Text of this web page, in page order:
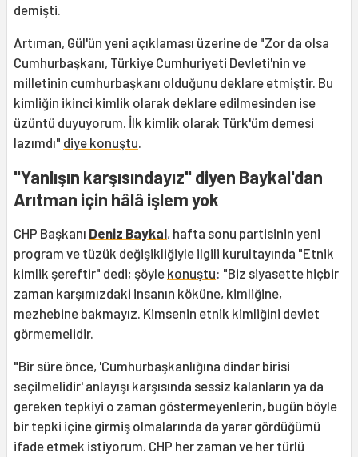
demişti.
Artıman, Gül'ün yeni açıklaması üzerine de "Zor da olsa
Cumhurbaşkanı, Türkiye Cumhuriyeti Devleti'nin ve
milletinin cumhurbaşkanı olduğunu deklare etmiştir. Bu
kimliğin ikinci kimlik olarak deklare edilmesinden ise
üzüntü duyuyorum. İlk kimlik olarak Türk'üm demesi
lazımdı" diye konuştu.
"Yanlışın karşısındayız" diyen Baykal'dan
Arıtman için hâlâ işlem yok
CHP Başkanı Deniz Baykal, hafta sonu partisinin yeni
program ve tüzük değişikliğiyle ilgili kurultayında "Etnik
kimlik şereftir" dedi; şöyle konuştu: "Biz siyasette hiçbir
zaman karşımızdaki insanın köküne, kimliğine,
mezhebine bakmayız. Kimsenin etnik kimliğini devlet
görmemelidir.
"Bir süre önce, 'Cumhurbaşkanlığına dindar birisi
seçilmelidir' anlayışı karşısında sessiz kalanların ya da
gereken tepkiyi o zaman göstermeyenlerin, bugün böyle
bir tepki içine girmiş olmalarında da yarar gördüğümü
ifade etmek istiyorum. CHP her zaman ve her türlü